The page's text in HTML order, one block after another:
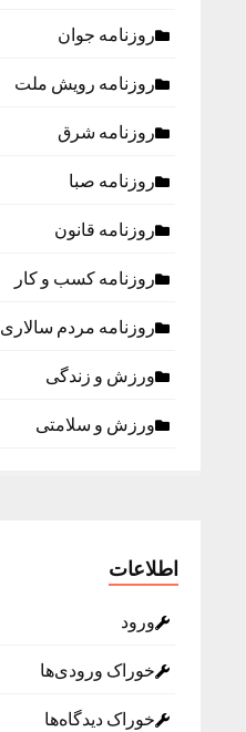
روزنامه جوان
روزنامه رویش ملت
روزنامه شرق
روزنامه صبا
روزنامه قانون
روزنامه كسب و كار
روزنامه مردم سالاری
ورزش و زندگی
ورزش و سلامتی
اطلاعات
ورود
خوراک ورودی‌ها
خوراک دیدگاه‌ها